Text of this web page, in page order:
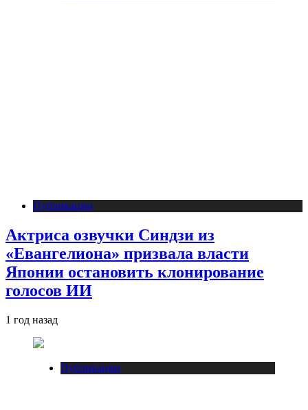
Публикации
Актриса озвучки Синдзи из
«Евангелиона» призвала власти
Японии остановить клонирование
голосов ИИ
1 год назад
Публикации